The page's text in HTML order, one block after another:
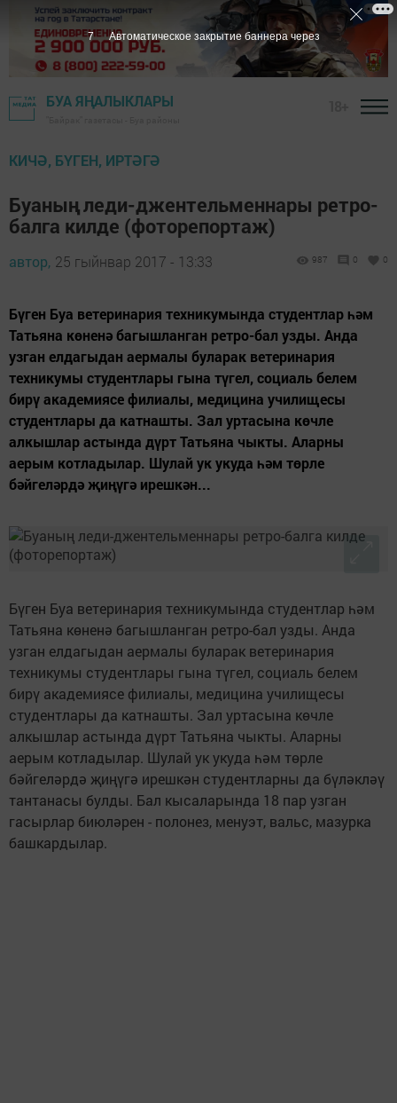
БУА ЯҢАЛЫКЛАРЫ
КИЧӘ, БҮГЕН, ИРТӘГӘ
Буаның леди-джентельменнары ретро-
балга килде (фоторепортаж)
автор, 25 гыйнвар 2017 - 13:33 987 0 0
Бүген Буа ветеринария техникумында студентлар һәм
Татьяна көненә багышланган ретро-бал узды. Анда
узган елдагыдан аермалы буларак ветеринария
техникумы студентлары гына түгел, социаль белем
бирү академиясе филиалы, медицина училищесы
студентлары да катнашты. Зал уртасына көчле
алкышлар астында дүрт Татьяна чыкты. Аларны
аерым котладылар. Шулай ук укуда һәм төрле
бәйгеләрдә җиңүгә ирешкән...
Бүген Буа ветеринария техникумында студентлар һәм
Татьяна көненә багышланган ретро-бал узды. Анда
узган елдагыдан аермалы буларак ветеринария
техникумы студентлары гына түгел, социаль белем
бирү академиясе филиалы, медицина училищесы
студентлары да катнашты. Зал уртасына көчле
алкышлар астында дүрт Татьяна чыкты. Аларны
аерым котладылар. Шулай ук укуда һәм төрле
бәйгеләрдә җиңүгә ирешкән студентларны да бүләкләү
тантанасы булды. Бал кысаларында 18 пар узган
гасырлар биюләрен - полонез, менуэт, вальс, мазурка
башкардылар.
6 Автоматическое закрытие баннера через